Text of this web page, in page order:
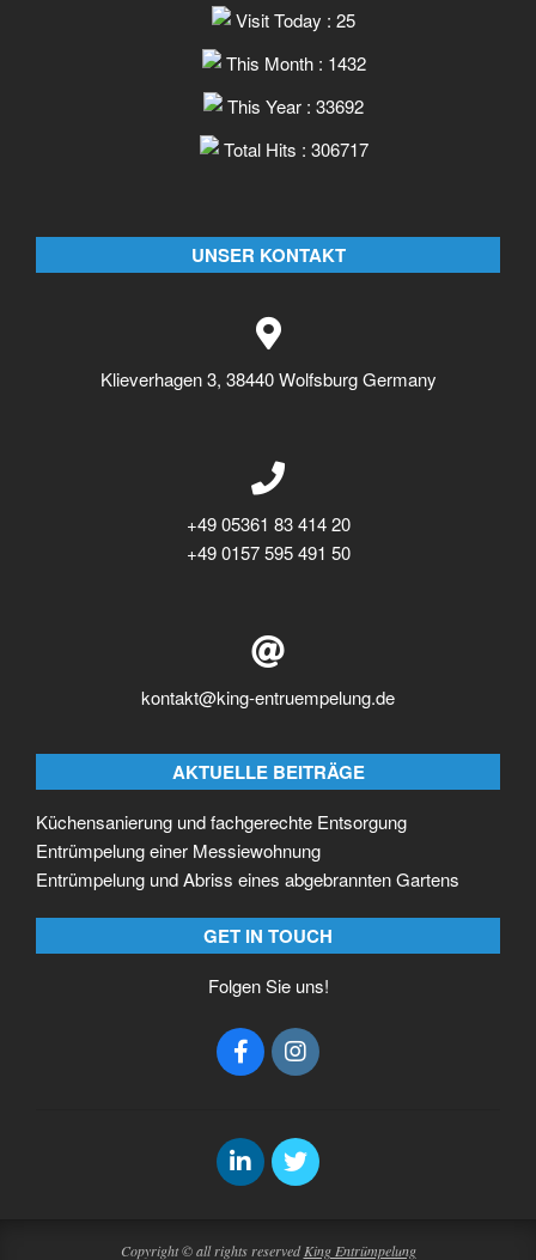
Visit Today : 25
This Month : 1432
This Year : 33692
Total Hits : 306717
UNSER KONTAKT
Klieverhagen 3, 38440 Wolfsburg Germany
+49 05361 83 414 20
+49 0157 595 491 50
kontakt@king-entruempelung.de
AKTUELLE BEITRÄGE
Küchensanierung und fachgerechte Entsorgung
Entrümpelung einer Messiewohnung
Entrümpelung und Abriss eines abgebrannten Gartens
GET IN TOUCH
Folgen Sie uns!
Copyright © all rights reservedKing Entrümpelung